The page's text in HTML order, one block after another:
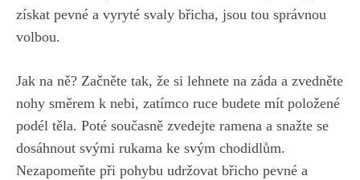
získat pevné a vyryté ‌svaly‌ břicha, jsou ‌tou správnou​
volbou.
Jak na ně? Začněte tak, že‌ si ⁢lehnete ⁢na ⁢záda a zvedněte
nohy směrem k ⁣nebi,​ zatímco ruce budete mít⁣ položené
‌podél těla. Poté současně zvedejte ramena a snažte se
⁣dosáhnout svými ​rukama ke svým chodidlům.​
Nezapomeňte při‍ pohybu udržovat břicho ⁤pevné a